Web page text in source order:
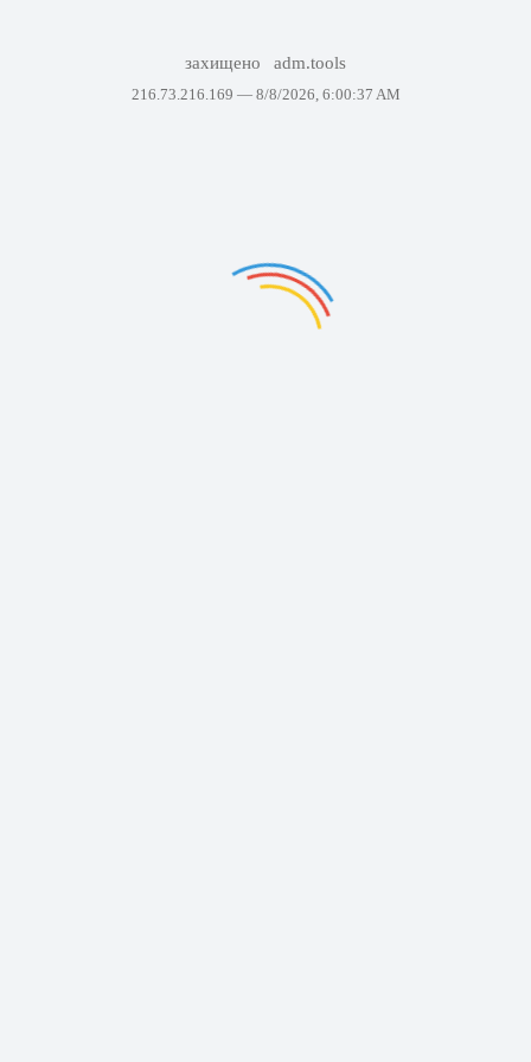
захищено adm.tools
216.73.216.169 — 8/8/2026, 6:00:37 AM